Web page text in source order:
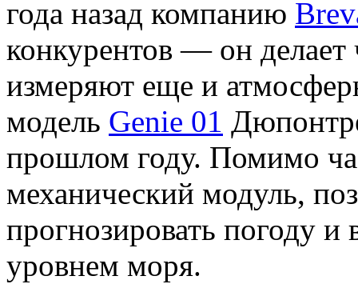
года назад компанию
конкурентов — он
измеряют еще и
модель Genie 01
прошлом году. Помимо
механический модуль,
прогнозировать погоду
уровнем моря.